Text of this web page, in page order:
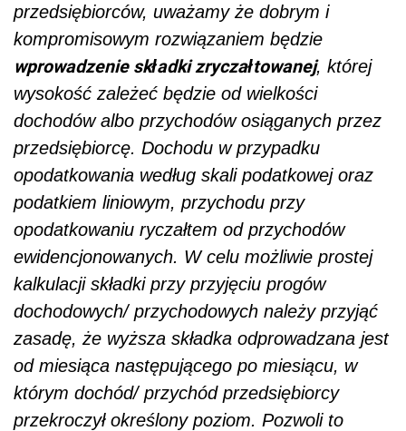
przedsiębiorców, uważamy że dobrym i
kompromisowym rozwiązaniem będzie
wprowadzenie składki zryczałtowanej, której
wysokość zależeć będzie od wielkości
dochodów albo przychodów osiąganych przez
przedsiębiorcę. Dochodu w przypadku
opodatkowania według skali podatkowej oraz
podatkiem liniowym, przychodu przy
opodatkowaniu ryczałtem od przychodów
ewidencjonowanych. W celu możliwie prostej
kalkulacji składki przy przyjęciu progów
dochodowych/ przychodowych należy przyjąć
zasadę, że wyższa składka odprowadzana jest
od miesiąca następującego po miesiącu, w
którym dochód/ przychód przedsiębiorcy
przekroczył określony poziom. Pozwoli to